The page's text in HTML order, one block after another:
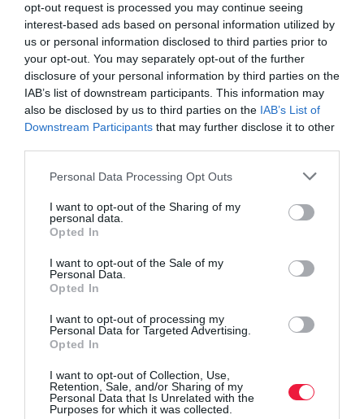
opt-out request is processed you may continue seeing
interest-based ads based on personal information utilized by
us or personal information disclosed to third parties prior to
your opt-out. You may separately opt-out of the further
disclosure of your personal information by third parties on the
IAB’s list of downstream participants. This information may
also be disclosed by us to third parties on the IAB’s List of
Downstream Participants that may further disclose it to other
Please note that this website/app uses one or more Google
not limited to your visit or usage behaviour. You may click to
grant or deny consent to Google and its third-party tags to
use your data for below specified purposes in below Google
consent section.
Personal Data Processing Opt Outs
I want to opt-out of the Sharing of my
personal data.
Opted In
I want to opt-out of the Sale of my
Personal Data.
Opted In
I want to opt-out of processing my
Personal Data for Targeted Advertising.
Opted In
I want to opt-out of Collection, Use,
Retention, Sale, and/or Sharing of my
Personal Data that Is Unrelated with the
Purposes for which it was collected.
tojás a hűtőbe kerül,felhasználásig már ne vegyük ki
onnan.Tárolás során ügyeljünk arra is, hogy a tojás ne
érintkezzen más élelmiszerekkel, hiszen a héján természetes
módon is lehetnek baktériumok.
Olvasd el ezt is!
A tudomány mai állása alapján érdemes tojást
fogyasztani!
7 jel, hogy kevés fehérjét fogyasztasz